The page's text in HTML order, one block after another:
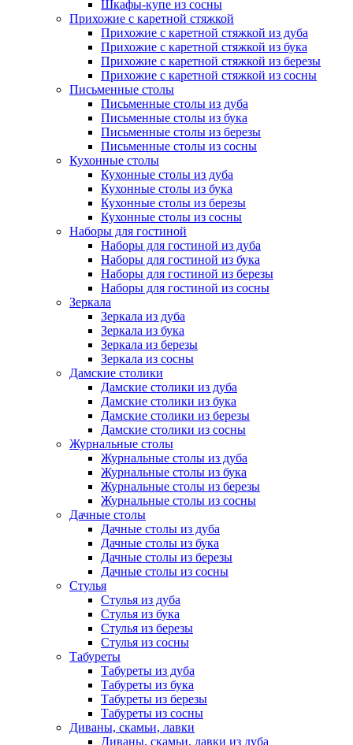
Шкафы-купе из сосны
Прихожие с каретной стяжкой
Прихожие с каретной стяжкой из дуба
Прихожие с каретной стяжкой из бука
Прихожие с каретной стяжкой из березы
Прихожие с каретной стяжкой из сосны
Письменные столы
Письменные столы из дуба
Письменные столы из бука
Письменные столы из березы
Письменные столы из сосны
Кухонные столы
Кухонные столы из дуба
Кухонные столы из бука
Кухонные столы из березы
Кухонные столы из сосны
Наборы для гостиной
Наборы для гостиной из дуба
Наборы для гостиной из бука
Наборы для гостиной из березы
Наборы для гостиной из сосны
Зеркала
Зеркала из дуба
Зеркала из бука
Зеркала из березы
Зеркала из сосны
Дамские столики
Дамские столики из дуба
Дамские столики из бука
Дамские столики из березы
Дамские столики из сосны
Журнальные столы
Журнальные столы из дуба
Журнальные столы из бука
Журнальные столы из березы
Журнальные столы из сосны
Дачные столы
Дачные столы из дуба
Дачные столы из бука
Дачные столы из березы
Дачные столы из сосны
Стулья
Стулья из дуба
Стулья из бука
Стулья из березы
Стулья из сосны
Табуреты
Табуреты из дуба
Табуреты из бука
Табуреты из березы
Табуреты из сосны
Диваны, скамьи, лавки
Диваны, скамьи, лавки из дуба